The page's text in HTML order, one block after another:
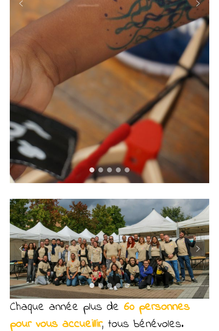
Chaque année plus de 60 personnes
pour vous accueillir, tous bénévoles.